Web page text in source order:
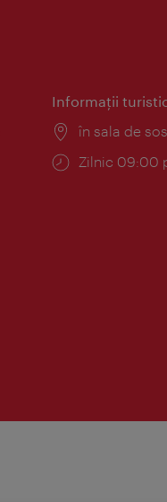
Informaţii
Locul:
în sala de
Program:
Zilnic 09:00